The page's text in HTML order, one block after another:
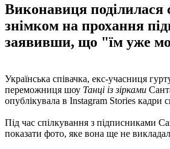
Виконавиця поділилася
знімком на прохання
заявивши, що "їм уже
Українська співачка, екс-учасниця
переможниця шоу Танці із зірками
опублікувала в Instagram Stories кадри
Під час спілкування з підписниками
показати фото, яке вона ще не